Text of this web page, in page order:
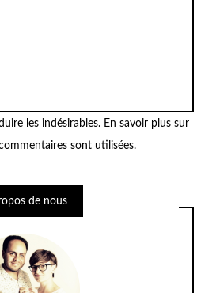
les indésirables. En savoir plus sur
sont utilisées.
de nous